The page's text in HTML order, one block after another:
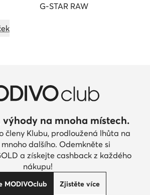
G-STAR RAW
výhody na mnoha místech.
členy Klubu, prodloužená lhůta na
dalšího. Odemkněte si
a získejte cashback z každého
nákupu!
MODIVOclub Zjistěte více